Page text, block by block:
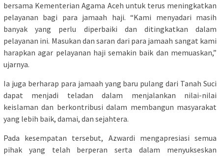
bersama Kementerian Agama Aceh untuk terus meningkatkan
pelayanan bagi para jamaah haji. “Kami menyadari masih
banyak yang perlu diperbaiki dan ditingkatkan dalam
pelayanan ini. Masukan dan saran dari para jamaah sangat kami
harapkan agar pelayanan haji semakin baik dan memuaskan,”
ujarnya.
Ia juga berharap para jamaah yang baru pulang dari Tanah Suci
dapat menjadi teladan dalam menjalankan nilai-nilai
keislaman dan berkontribusi dalam membangun masyarakat
yang lebih baik, damai, dan sejahtera.
Pada kesempatan tersebut, Azwardi mengapresiasi semua
pihak yang telah berperan serta dalam menyukseskan